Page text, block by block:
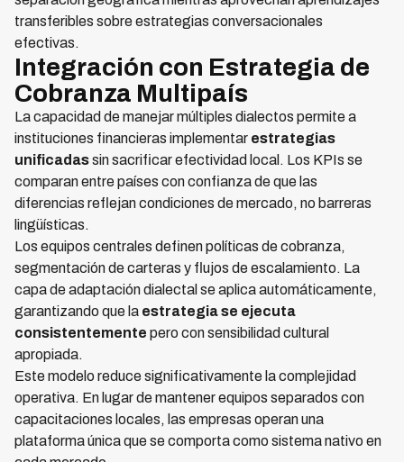
transferibles sobre estrategias conversacionales
efectivas.
Integración con Estrategia de
Cobranza Multipaís
La capacidad de manejar múltiples dialectos permite a
instituciones financieras implementar estrategias
unificadassin sacrificar efectividad local. Los KPIs se
comparan entre países con confianza de que las
diferencias reflejan condiciones de mercado, no barreras
lingüísticas.
Los equipos centrales definen políticas de cobranza,
segmentación de carteras y flujos de escalamiento. La
capa de adaptación dialectal se aplica automáticamente,
garantizando que la estrategia se ejecuta
consistentemente pero con sensibilidad cultural
apropiada.
Este modelo reduce significativamente la complejidad
operativa. En lugar de mantener equipos separados con
capacitaciones locales, las empresas operan una
plataforma única que se comporta como sistema nativo en